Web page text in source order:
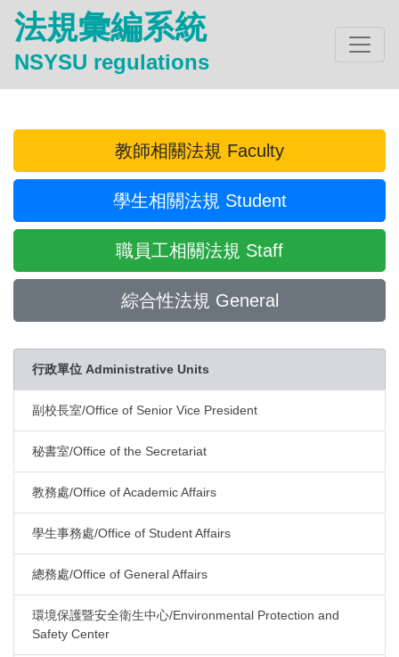
法規彙編系統
NSYSU regulations
教師相關法規 Faculty
學生相關法規 Student
職員工相關法規 Staff
綜合性法規 General
行政單位 Administrative Units
副校長室/Office of Senior Vice President
秘書室/Office of the Secretariat
教務處/Office of Academic Affairs
學生事務處/Office of Student Affairs
總務處/Office of General Affairs
環境保護暨安全衛生中心/Environmental Protection and
Safety Center